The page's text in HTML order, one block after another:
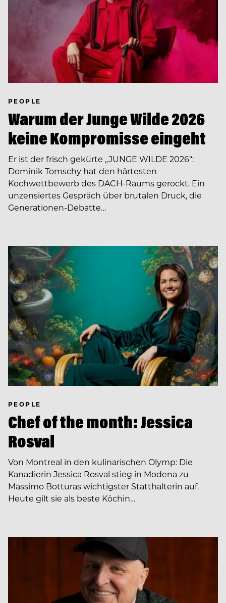
PEOPLE
Warum der Junge Wilde 2026
keine Kompromisse eingeht
Er ist der frisch gekürte „JUNGE WILDE 2026“:
Dominik Tomschy hat den härtesten
Kochwettbewerb des DACH-Raums gerockt. Ein
unzensiertes Gespräch über brutalen Druck, die
Generationen-Debatte…
PEOPLE
Chef of the month: Jessica
Rosval
Von Montreal in den kulinarischen Olymp: Die
Kanadierin Jessica Rosval stieg in Modena zu
Massimo Botturas wichtigster Statthalterin auf.
Heute gilt sie als beste Köchin…